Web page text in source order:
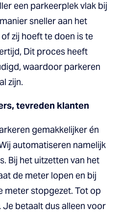
een parkeerplek vlak bij
sneller aan het
zij hoeft te doen is te
Dit proces heeft
waardoor parkeren
zijn.
tevreden klanten
gemakkelijker én
automatiseren namelijk
Bij het uitzetten van het
de meter lopen en bij
meter stopgezet. Tot op
Je betaalt dus alleen voor